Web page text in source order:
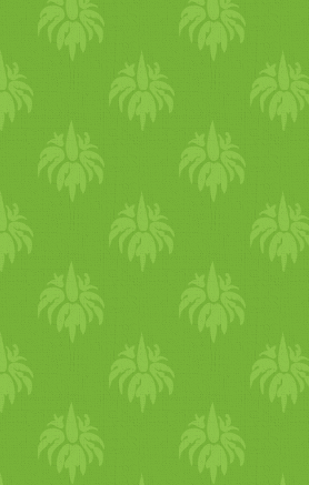
vagy
vacsora
brokkoli
Káposztássubji
zöldséges subji
Hummusz
kuszkuszKitri
Gluténmentes
zöldség
ekkel